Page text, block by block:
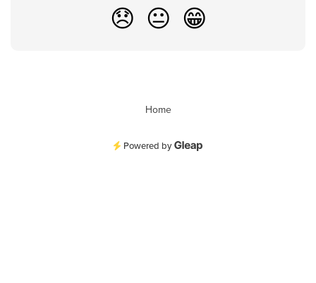
😞 😐 😁
Home
Powered by